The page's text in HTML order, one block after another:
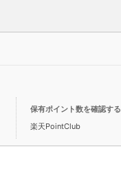
保有ポイント数を確認する
楽天PointClub